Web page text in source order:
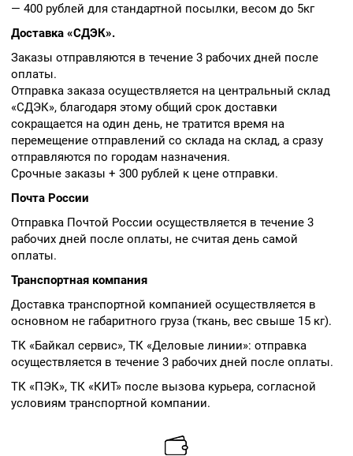
— 400 рублей для стандартной посылки, весом до 5кг
Доставка «СДЭК».
Заказы отправляются в течение 3 рабочих дней после
оплаты.
Отправка заказа осуществляется на центральный склад
«СДЭК», благодаря этому общий срок доставки
сокращается на один день, не тратится время на
перемещение отправлений со склада на склад, а сразу
отправляются по городам назначения.
Срочные заказы + 300 рублей к цене отправки.
Почта России
Отправка Почтой России осуществляется в течение 3
рабочих дней после оплаты, не считая день самой
оплаты.
Транспортная компания
Доставка транспортной компанией осуществляется в
основном не габаритного груза (ткань, вес свыше 15 кг).
ТК «Байкал сервис», ТК «Деловые линии»: отправка
осуществляется в течение 3 рабочих дней после оплаты.
ТК «ПЭК», ТК «КИТ» после вызова курьера, согласной
условиям транспортной компании.